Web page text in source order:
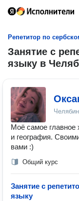
Репетитор по
Занятие с
языку в
Моё самое главное
и география.
вами :)
Общий курс
Занятие с
языку